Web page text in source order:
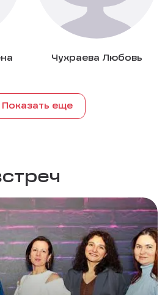
Чухраева Любовь
Показать еще